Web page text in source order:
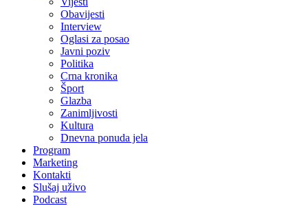
Obavijesti
Interview
Oglasi za posao
Javni poziv
Politika
Crna kronika
Šport
Glazba
Zanimljivosti
Kultura
Dnevna ponuda jela
Program
Marketing
Kontakti
Slušaj uživo
Podcast